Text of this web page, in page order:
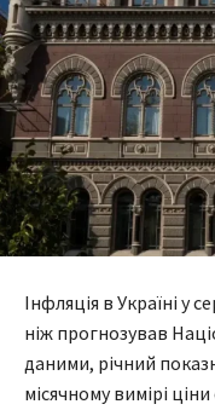
Інфляція в Україні у
ніж прогнозував
даними, річний
місячному вимірі